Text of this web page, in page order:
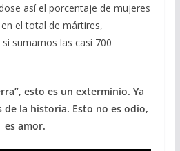
así el porcentaje de mujeres
el total de mártires,
sumamos las casi 700
esto es un exterminio. Ya
de la historia. Esto no es odio,
es amor.